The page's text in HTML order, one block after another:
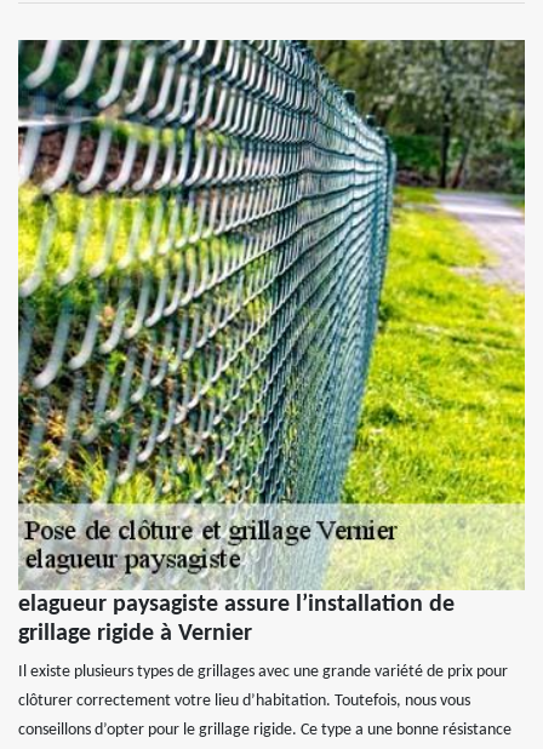
elagueur paysagiste assure l’installation de
grillage rigide à Vernier
Il existe plusieurs types de grillages avec une grande variété de prix pour
clôturer correctement votre lieu d’habitation. Toutefois, nous vous
conseillons d’opter pour le grillage rigide. Ce type a une bonne résistance